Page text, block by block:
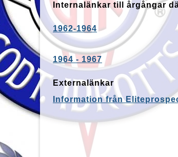
Internalänkar till årgångar
1962-1964
1964 - 1967
Externalänkar
Information från